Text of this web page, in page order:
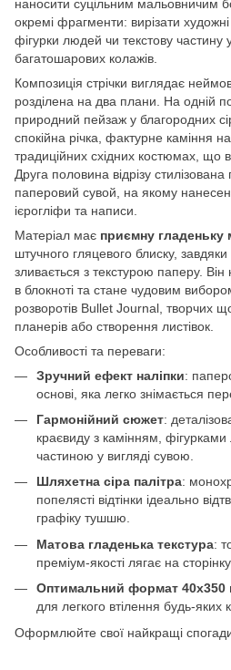
наносити суцільним мальовничим
окремі фрагменти: вирізати
фігурки людей чи текстову частину
багатошарових колажів.
Композиція стрічки виглядає
розділена на два плани. На одній
природний пейзаж у благородних
спокійна річка, фактурне каміння
традиційних східних костюмах, що
Друга половина відрізу
паперовий сувой, на якому нанесені
ієрогліфи та написи.
Матеріал має приємну
штучного гляцевого блиску,
зливається з текстурою паперу.
в блокноті та стане чудовим
розворотів Bullet Journal, творчих
планерів або створення листівок.
Особливості та переваги:
Зручний ефект наліпки:
основі, яка легко знімається
Гармонійний сюжет:
краєвиду з камінням,
частиною у вигляді сувою.
Шляхетна сіра палітра:
попелясті відтінки ідеально
графіку тушшю.
Матова гладенька текстура:
преміум-якості лягає на
Оптимальний формат 40х350
для легкого втілення будь-яких
Оформлюйте свої найкращі